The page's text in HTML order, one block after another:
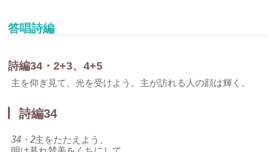
答唱詩編
詩編34・2+3、4+5
主を仰ぎ見て、光を受けよう。主が訪れる人の顔は輝く。
詩編34
34・2主をたたえよう、